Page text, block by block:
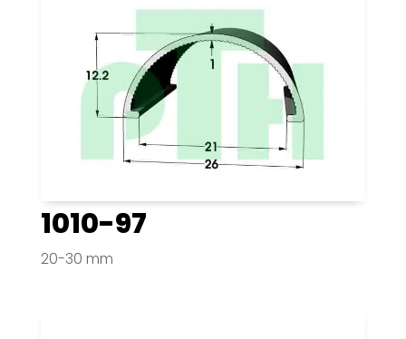
1010-97
20-30 mm